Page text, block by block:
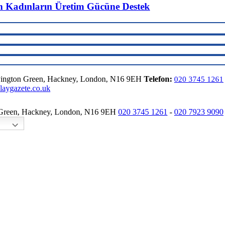
Kadınların Üretim Gücüne Destek
Green, Hackney, London, N16 9EH Telefon: 020 3745 1261
Hackney, London, N16 9EH 020 3745 1261 - 020 7923 9090